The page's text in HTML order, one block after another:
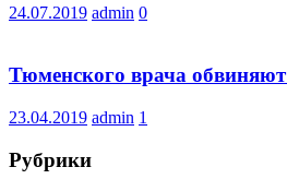
24.07.2019 admin 0
Тюменского врача
23.04.2019 admin 1
Рубрики